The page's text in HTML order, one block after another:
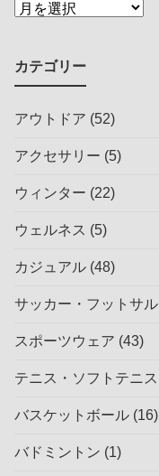
カテゴリー
アウトドア (52)
アクセサリー (5)
ウィンター (22)
ウェルネス (5)
カジュアル (48)
サッカー・フットサル
スポーツウェア (43)
テニス・ソフトテニス
バスケットボール (16)
バドミントン (1)